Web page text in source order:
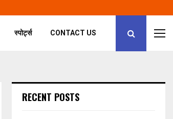
स्पोर्ट्स CONTACT US
RECENT POSTS